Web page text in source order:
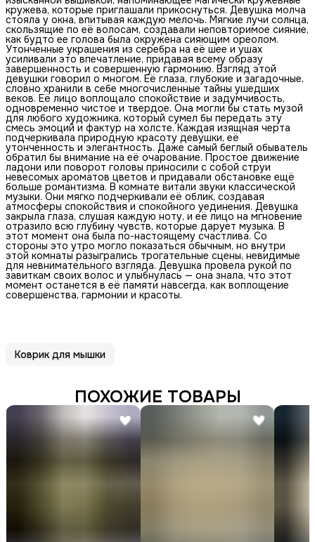
кружева, которые приглашали прикоснуться. Девушка молча
стояла у окна, впитывая каждую мелочь. Мягкие лучи солнца,
скользящие по её волосам, создавали неповторимое сияние,
как будто ее голова была окружена сияющим ореолом.
Утонченные украшения из серебра на её шее и ушах
усиливали это впечатление, придавая всему образу
завершенность и совершенную гармонию. Взгляд этой
девушки говорил о многом. Её глаза, глубокие и загадочные,
словно хранили в себе многочисленные тайны ушедших
веков. Её лицо воплощало спокойствие и задумчивость,
одновременно чистое и твердое. Она могли бы стать музой
для любого художника, который сумел бы передать эту
смесь эмоций и фактур на холсте. Каждая изящная черта
подчеркивала природную красоту девушки, её
утонченность и элегантность. Даже самый беглый обыватель
обратил бы внимание на её очарование. Простое движение
ладони или поворот головы приносили с собой струи
невесомых ароматов цветов и придавали обстановке ещё
больше романтизма. В комнате витали звуки классической
музыки. Они мягко подчеркивали её облик, создавая
атмосферы спокойствия и спокойного уединения. Девушка
закрыла глаза, слушая каждую ноту, и её лицо на мгновение
отразило всю глубину чувств, которые дарует музыка. В
этот момент она была по-настоящему счастлива. Со
стороны это утро могло показаться обычным, но внутри
этой комнаты разыгрались трогательные сцены, невидимые
для невнимательного взгляда. Девушка провела рукой по
завиткам своих волос и улыбнулась — она знала, что этот
момент останется в её памяти навсегда, как воплощение
совершенства, гармонии и красоты.
Коврик для мышки
ПОХОЖИЕ ТОВАРЫ